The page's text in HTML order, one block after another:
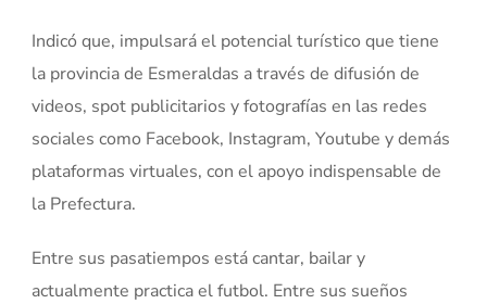
Indicó que, impulsará el potencial turístico que tiene
la provincia de Esmeraldas a través de difusión de
videos, spot publicitarios y fotografías en las redes
sociales como Facebook, Instagram, Youtube y demás
plataformas virtuales, con el apoyo indispensable de
la Prefectura.
Entre sus pasatiempos está cantar, bailar y
actualmente practica el futbol. Entre sus sueños